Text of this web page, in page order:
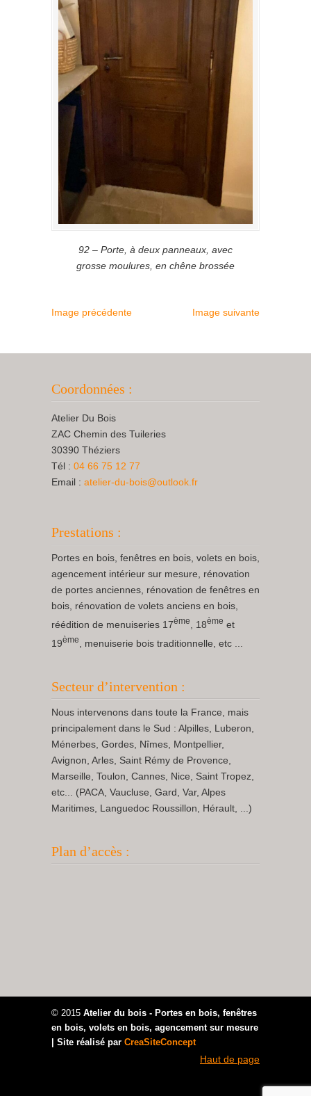
92 – Porte, à deux panneaux, avec
grosse moulures, en chêne brossée
Image précédente Image suivante
Coordonnées :
Atelier Du Bois
ZAC Chemin des Tuileries
30390 Théziers
Tél : 04 66 75 12 77
Email : atelier-du-bois@outlook.fr
Prestations :
Portes en bois, fenêtres en bois, volets en bois,
agencement intérieur sur mesure, rénovation
de portes anciennes, rénovation de fenêtres en
bois, rénovation de volets anciens en bois,
réédition de menuiseries 17ème , 18ème et
19ème , menuiserie bois traditionnelle, etc ...
Secteur d’intervention :
Nous intervenons dans toute la France, mais
principalement dans le Sud : Alpilles, Luberon,
Ménerbes, Gordes, Nîmes, Montpellier,
Avignon, Arles, Saint Rémy de Provence,
Marseille, Toulon, Cannes, Nice, Saint Tropez,
etc... (PACA, Vaucluse, Gard, Var, Alpes
Maritimes, Languedoc Roussillon, Hérault, ...)
Plan d’accès :
© 2015 Atelier du bois - Portes en bois, fenêtres
en bois, volets en bois, agencement sur mesure
| Site réalisé par CreaSiteConcept
Haut de page